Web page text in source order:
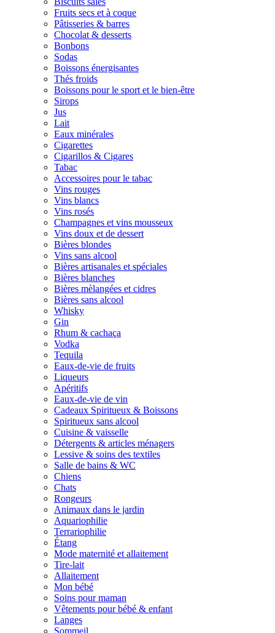
Fruits secs et à coque
Pâtisseries & barres
Chocolat & desserts
Bonbons
Sodas
Boissons énergisantes
Thés froids
Boissons pour le sport et le bien-être
Sirops
Jus
Lait
Eaux minérales
Cigarettes
Cigarillos & Cigares
Tabac
Accessoires pour le tabac
Vins rouges
Vins blancs
Vins rosés
Champagnes et vins mousseux
Vins doux et de dessert
Bières blondes
Vins sans alcool
Bières artisanales et spéciales
Bières blanches
Bières mèlangées et cidres
Bières sans alcool
Whisky
Gin
Rhum & cachaça
Vodka
Tequila
Eaux-de-vie de fruits
Liqueurs
Apéritifs
Eaux-de-vie de vin
Cadeaux Spiritueux & Boissons
Spiritueux sans alcool
Cuisine & vaisselle
Détergents & articles ménagers
Lessive & soins des textiles
Salle de bains & WC
Chiens
Chats
Rongeurs
Animaux dans le jardin
Aquariophilie
Terrariophilie
Étang
Mode maternité et allaitement
Tire-lait
Allaitement
Mon bébé
Soins pour maman
Vêtements pour bébé & enfant
Langes
Sommeil